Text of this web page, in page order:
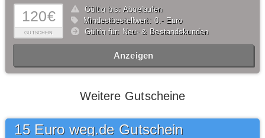
120€
GUTSCHEIN
Gültig bis: Abgelaufen
Mindestbestellwert: 0,- Euro
Gültig für: Neu- & Bestandskunden
Anzeigen
Weitere Gutscheine
15 Euro weg.de Gutschein